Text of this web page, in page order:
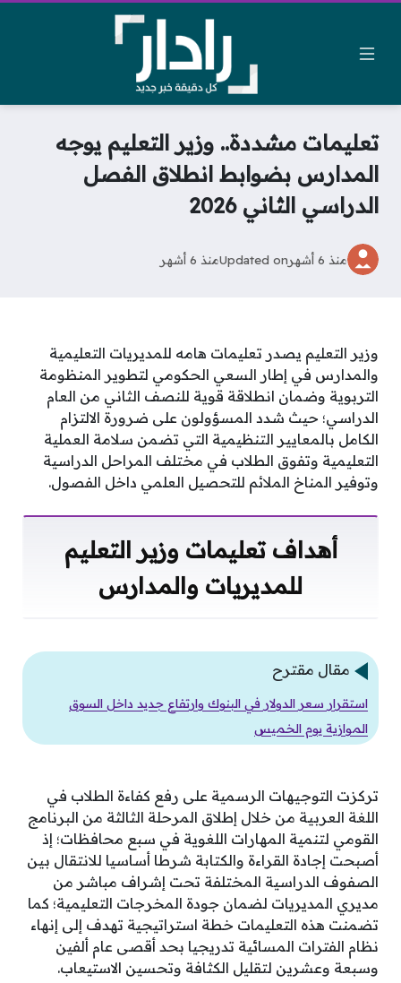
تعليمات مشددة.. وزير التعليم يوجه
المدارس بضوابط انطلاق الفصل
الدراسي الثاني 2026
منذ 6 أشهر Updated onمنذ 6 أشهر
وزير التعليم يصدر تعليمات هامه للمديريات التعليمية
والمدارس في إطار السعي الحكومي لتطوير المنظومة
التربوية وضمان انطلاقة قوية للنصف الثاني من العام
الدراسي؛ حيث شدد المسؤولون على ضرورة الالتزام
الكامل بالمعايير التنظيمية التي تضمن سلامة العملية
التعليمية وتفوق الطلاب في مختلف المراحل الدراسية
وتوفير المناخ الملائم للتحصيل العلمي داخل الفصول.
أهداف تعليمات وزير التعليم
للمديريات والمدارس
مقال مقترح
استقرار سعر الدولار في البنوك وارتفاع جديد داخل السوق
الموازية يوم الخميس
تركزت التوجيهات الرسمية على رفع كفاءة الطلاب في
اللغة العربية من خلال إطلاق المرحلة الثالثة من البرنامج
القومي لتنمية المهارات اللغوية في سبع محافظات؛ إذ
أصبحت إجادة القراءة والكتابة شرطا أساسيا للانتقال بين
الصفوف الدراسية المختلفة تحت إشراف مباشر من
مديري المديريات لضمان جودة المخرجات التعليمية؛ كما
تضمنت هذه التعليمات خطة استراتيجية تهدف إلى إنهاء
نظام الفترات المسائية تدريجيا بحد أقصى عام ألفين
وسبعة وعشرين لتقليل الكثافة وتحسين الاستيعاب.